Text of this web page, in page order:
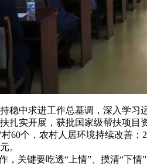
中求进工作总基调，深入学习
扎实开展，获批国家级帮扶项
60个，农村人居环境持续改善
。
关键要吃透“上情”、摸清“下情